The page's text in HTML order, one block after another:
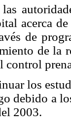
acerca
de
de la
control
los
debido a
2003.